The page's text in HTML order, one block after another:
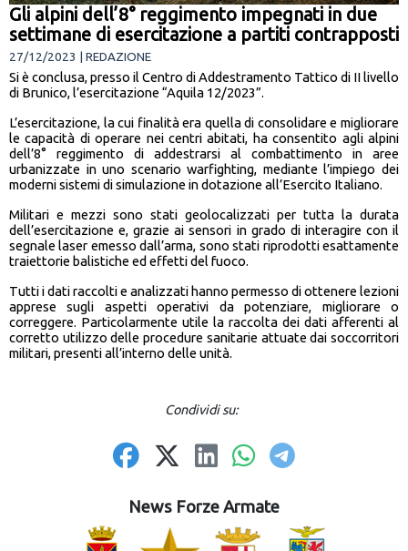
Gli alpini dell’8° reggimento impegnati in due
settimane di esercitazione a partiti contrapposti
27/12/2023 | REDAZIONE
Si è conclusa, presso il Centro di Addestramento Tattico di II livello
di Brunico, l’esercitazione “Aquila 12/2023”.
L’esercitazione, la cui finalità era quella di consolidare e migliorare
le capacità di operare nei centri abitati, ha consentito agli alpini
dell’8° reggimento di addestrarsi al combattimento in aree
urbanizzate in uno scenario warfighting, mediante l’impiego dei
moderni sistemi di simulazione in dotazione all’Esercito Italiano.
Militari e mezzi sono stati geolocalizzati per tutta la durata
dell’esercitazione e, grazie ai sensori in grado di interagire con il
segnale laser emesso dall’arma, sono stati riprodotti esattamente
traiettorie balistiche ed effetti del fuoco.
Tutti i dati raccolti e analizzati hanno permesso di ottenere lezioni
apprese sugli aspetti operativi da potenziare, migliorare o
correggere. Particolarmente utile la raccolta dei dati afferenti al
corretto utilizzo delle procedure sanitarie attuate dai soccorritori
militari, presenti all’interno delle unità.
Condividi su:
News Forze Armate